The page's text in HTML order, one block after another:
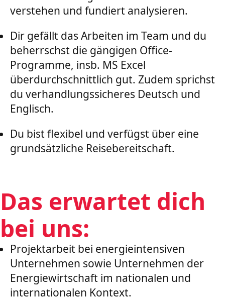
verstehen und fundiert analysieren.
Dir gefällt das Arbeiten im Team und du
beherrschst die gängigen Office-
Programme, insb. MS Excel
überdurchschnittlich gut. Zudem sprichst
du verhandlungssicheres Deutsch und
Englisch.
Du bist flexibel und verfügst über eine
grundsätzliche Reisebereitschaft.
Das erwartet dich
bei uns:
Projektarbeit bei energieintensiven
Unternehmen sowie Unternehmen der
Energiewirtschaft im nationalen und
internationalen Kontext.